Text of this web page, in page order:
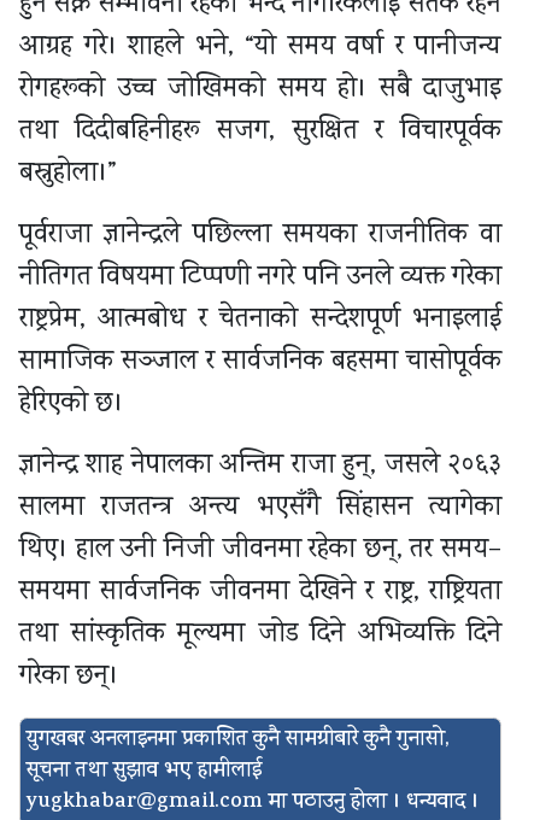
आग्रह गरे। शाहले भने, “यो समय वर्षा र पानीजन्य
रोगहरूको उच्च जोखिमको समय हो। सबै दाजुभाइ
तथा दिदीबहिनीहरू सजग, सुरक्षित र विचारपूर्वक
बस्नुहोला।”
पूर्वराजा ज्ञानेन्द्रले पछिल्ला समयका राजनीतिक वा
नीतिगत विषयमा टिप्पणी नगरे पनि उनले व्यक्त गरेका
राष्ट्रप्रेम, आत्मबोध र चेतनाको सन्देशपूर्ण भनाइलाई
सामाजिक सञ्जाल र सार्वजनिक बहसमा चासोपूर्वक
हेरिएको छ।
ज्ञानेन्द्र शाह नेपालका अन्तिम राजा हुन्, जसले २०६३
सालमा राजतन्त्र अन्त्य भएसँगै सिंहासन त्यागेका
थिए। हाल उनी निजी जीवनमा रहेका छन्, तर समय–
समयमा सार्वजनिक जीवनमा देखिने र राष्ट्र, राष्ट्रियता
तथा सांस्कृतिक मूल्यमा जोड दिने अभिव्यक्ति दिने
गरेका छन्।
युगखबर अनलाइनमा प्रकाशित कुनै सामग्रीबारे कुनै गुनासो,
सूचना तथा सुझाव भए हामीलाई
yugkhabar@gmail.comमा पठाउनु होला । धन्यवाद ।